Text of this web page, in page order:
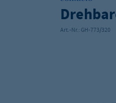
Art.-Nr.: GH-773/320